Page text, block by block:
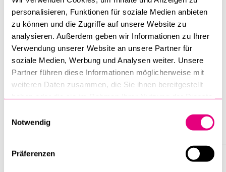
personalisieren, Funktionen für soziale Medien anbieten
zu können und die Zugriffe auf unsere Website zu
analysieren. Außerdem geben wir Informationen zu Ihrer
Verwendung unserer Website an unsere Partner für
soziale Medien, Werbung und Analysen weiter. Unsere
Partner führen diese Informationen möglicherweise mit
weiteren Daten zusammen, die Sie ihnen bereitgestellt
Notwendig
Präferenzen
Alle anzeigen
Sektionen
des